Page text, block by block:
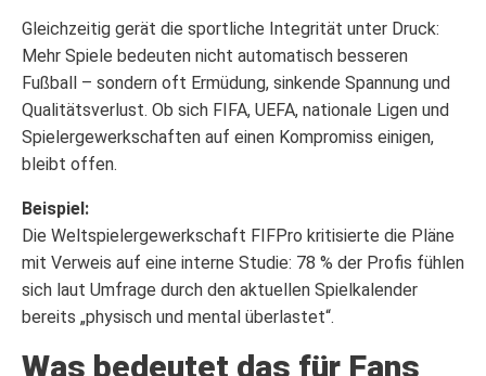
Gleichzeitig gerät die sportliche Integrität unter Druck:
Mehr Spiele bedeuten nicht automatisch besseren
Fußball – sondern oft Ermüdung, sinkende Spannung und
Qualitätsverlust. Ob sich FIFA, UEFA, nationale Ligen und
Spielergewerkschaften auf einen Kompromiss einigen,
bleibt offen.
Beispiel:
Die Weltspielergewerkschaft FIFPro kritisierte die Pläne
mit Verweis auf eine interne Studie: 78 % der Profis fühlen
sich laut Umfrage durch den aktuellen Spielkalender
bereits „physisch und mental überlastet“.
Was bedeutet das für Fans